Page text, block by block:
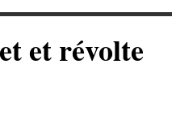
et révolte